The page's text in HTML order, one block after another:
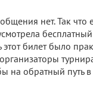
нет. Так что
билет было
на обратный путь